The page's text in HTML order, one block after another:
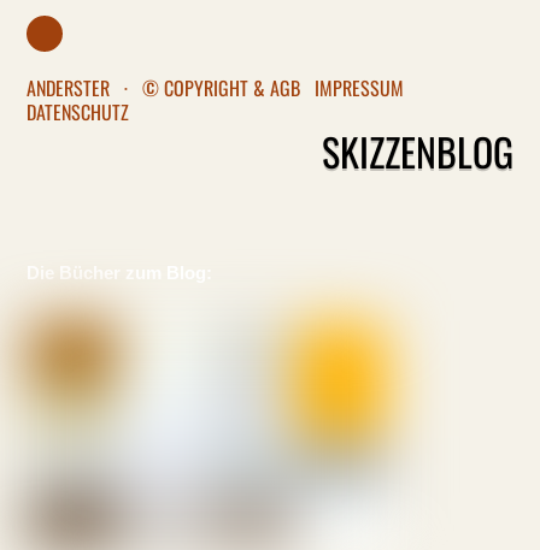
ANDERSTER · © COPYRIGHT & AGB IMPRESSUM
DATENSCHUTZ
SKIZZENBLOG
Die Bücher zum Blog: